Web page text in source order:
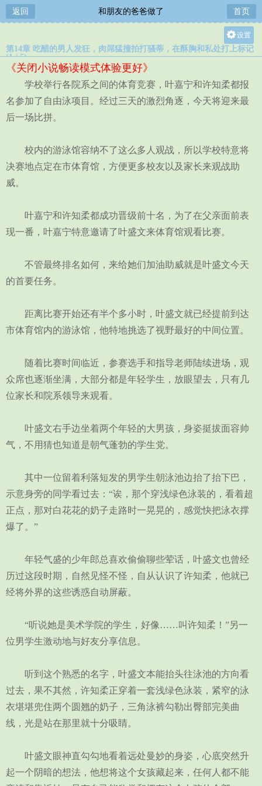
返回 和朋友的爸爸做了 首页
设置
关灯
中
小
第14章 吃醋的男人发狂，肉屌猛撞拍打骚蒂，在酥胸和私处打上标记
(1 / 5)
《关闭小说畅读模式体验更好》
学校举行各院系之间的体育竞赛，叶嘉宁和许知柔都报
名参加了自由泳项目。经过三天的激烈角逐，今天将迎来最
后一场比拼。
校内的游泳馆容纳不了这么多人观战，所以学校特意将
决赛地点定在市体育馆，方便更多校友以及家长来观战助
威。
叶嘉宁和许知柔都成功晋级前十名，为了在父亲面前表
现一番，叶嘉宁特意邀请了叶盛文来体育馆观看比赛。
不管最终排名如何，来给她们加油助威就是叶盛文今天
的首要任务。
距离比赛开始还有半个多小时，叶盛文就已经提前到达
市体育馆内的游泳馆，他特地挑选了视野最好的中间位置。
随着比赛时间临近，参赛选手和指导老师陆续进场，观
众席也逐渐坐满，大部分都是年轻学生，放眼望去，只有几
位家长和院系领导来观看。
叶盛文右手边坐着两个年轻的大男孩，身姿挺拔面容帅
气，不用猜也知道是朝气蓬勃的学生党。
其中一位留着利落短发的男学生朝泳池边抬了抬下巴，
示意身旁的同学看过去：“诶，那个穿浅绿色泳装的，看着超
正点，那对白花花的奶子走路时一晃晃的，感觉快把泳衣撑
爆了。”
年轻气盛的少年郎总喜欢偷偷聊些荤话，叶盛文也曾经
历过这段时期，自然见怪不怪，自从认识了许知柔，他就已
经将外界的这些诱惑自动屏蔽。
“听说她是美术学院的学生，好像……叫许知柔！”另一
位男学生激动地与好友分享信息。
听到这个熟悉的名字，叶盛文本能抬头往泳池的方向看
过去，果不其然，许知柔正穿着一套浅绿色泳装，紧窄的泳
衣堪堪兜住两个圆翘的奶子，三角泳裤勾勒出臀部完美曲
线，光是站在那里就十分吸睛。
叶盛文眼神直勾勾地看着远处曼妙的身姿，心底突然升
起一个阴暗的想法，他想将这个女孩藏起来，任何人都不能